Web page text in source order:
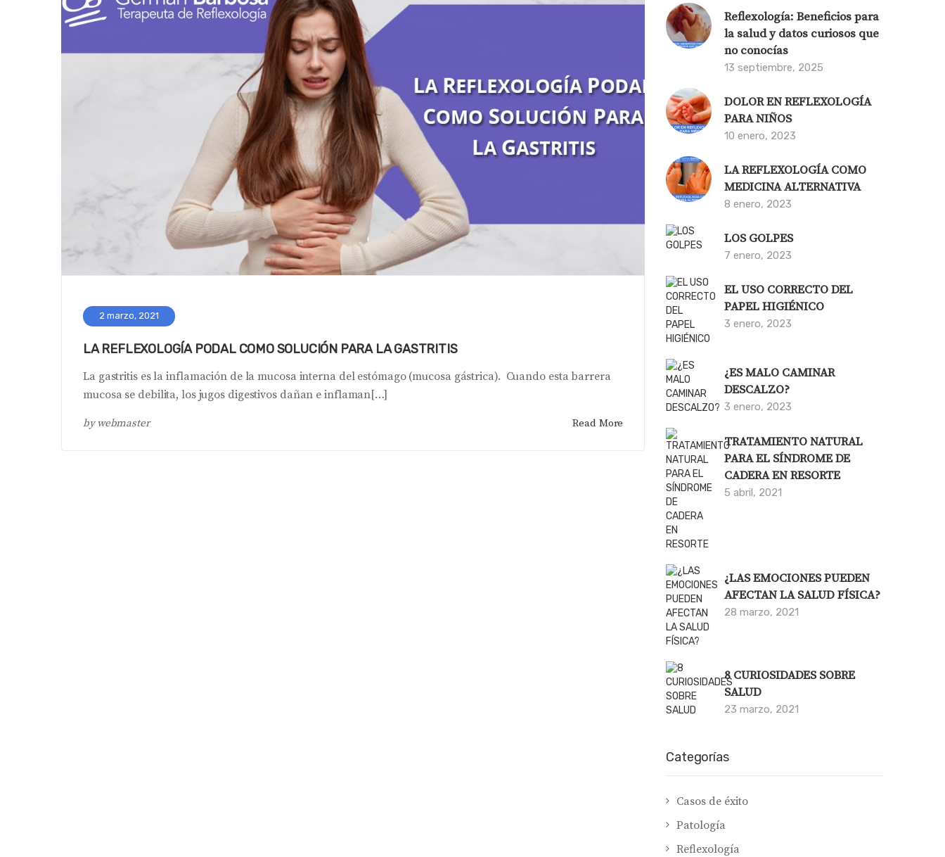
2 marzo, 2021
LA REFLEXOLOGÍA PODAL COMO SOLUCIÓN PARA LA GASTRITIS
La gastritis es la inflamación de la mucosa interna del estómago (mucosa gástrica). Cuando esta barrera
mucosa se debilita, los jugos digestivos dañan e inflaman[…]
bywebmaster Read More
Reflexología: Beneficios para
la salud y datos curiosos que
no conocías
13 septiembre, 2025
DOLOR EN REFLEXOLOGÍA
PARA NIÑOS
10 enero, 2023
LA REFLEXOLOGÍA COMO
MEDICINA ALTERNATIVA
8 enero, 2023
LOS GOLPES
7 enero, 2023
EL USO CORRECTO DEL
PAPEL HIGIÉNICO
3 enero, 2023
¿ES MALO CAMINAR
DESCALZO?
3 enero, 2023
TRATAMIENTO NATURAL
PARA EL SÍNDROME DE
CADERA EN RESORTE
5 abril, 2021
¿LAS EMOCIONES PUEDEN
AFECTAN LA SALUD FÍSICA?
28 marzo, 2021
8 CURIOSIDADES SOBRE
SALUD
23 marzo, 2021
Categorías
Casos de éxito
Patología
Reflexología